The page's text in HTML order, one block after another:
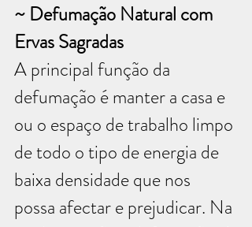
~ Defumação Natural com
Ervas Sagradas
A principal função da
defumação é manter a casa e
ou o espaço de trabalho limpo
de todo o tipo de energia de
baixa densidade que nos
possa afectar e prejudicar. Na